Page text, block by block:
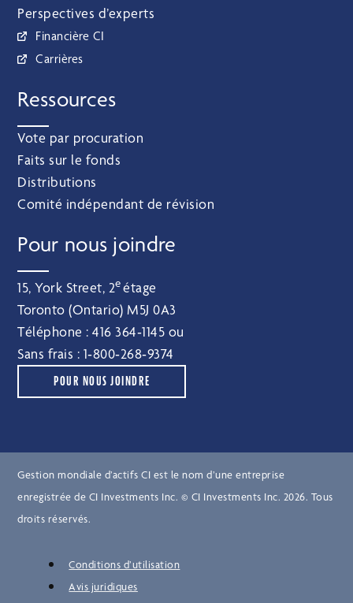
Perspectives d’experts
Financière CI
Carrières
Ressources
Vote par procuration
Faits sur le fonds
Distributions
Comité indépendant de révision
Pour nous joindre
15, York Street, 2eétage
Toronto (Ontario) M5J 0A3
Téléphone :416 364‑1145 ou
Sans frais : 1‑800‑268‑9374
POUR NOUS JOINDRE
Gestion mondiale d’actifs CI est le nom d’une entreprise
enregistrée de CI Investments Inc. © CI Investments Inc. 2026. Tous
droits réservés.
Conditions d’utilisation
Avis juridiques